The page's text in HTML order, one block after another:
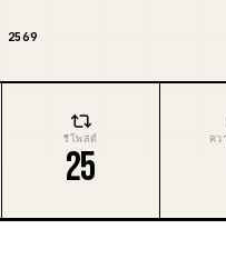
2569
รีโพสต์
25
คว